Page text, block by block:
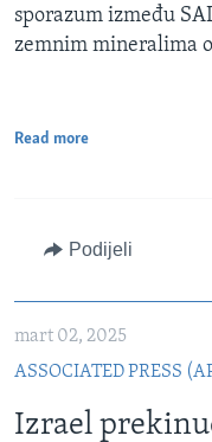
sporazum između
zemnim mineralima
Read more
Podijeli
mart 02, 2025
ASSOCIATED PRESS
Izrael